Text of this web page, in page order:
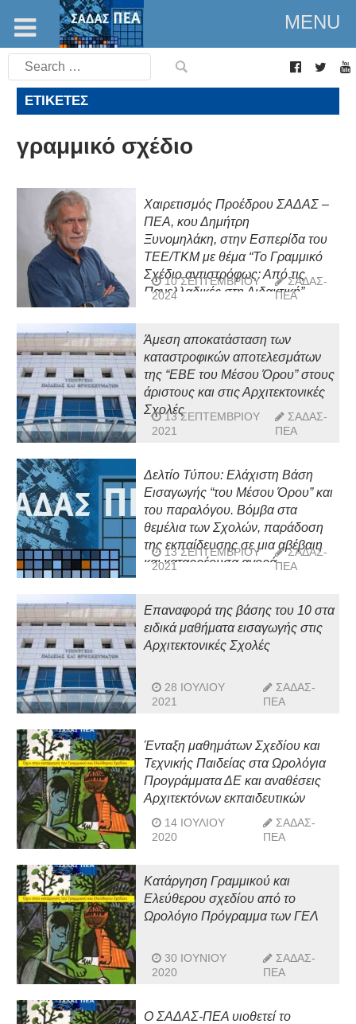
MENU
Search
for:
ΕΤΙΚΈΤΕΣ
γραμμικό σχέδιο
Χαιρετισμός Προέδρου ΣΑΔΑΣ –
ΠΕΑ, κου Δημήτρη
Ξυνομηλάκη, στην Εσπερίδα του
ΤΕΕ/ΤΚΜ με θέμα “Το Γραμμικό
Σχέδιο αντιστρόφως: Από τις
Πανελλαδικές στη Διδακτική”,
Θεσσαλονίκη
10 ΣΕΠΤΕΜΒΡΊΟΥ
2024
ΣΑΔΑΣ-
ΠΕΑ
Άμεση αποκατάσταση των
καταστροφικών αποτελεσμάτων
της “ΕΒΕ του Μέσου Όρου” στους
άριστους και στις Αρχιτεκτονικές
Σχολές
13 ΣΕΠΤΕΜΒΡΊΟΥ
2021
ΣΑΔΑΣ-
ΠΕΑ
Δελτίο Τύπου: Ελάχιστη Βάση
Εισαγωγής “του Μέσου Όρου” και
του παραλόγου. Βόμβα στα
θεμέλια των Σχολών, παράδοση
της εκπαίδευσης σε μια αβέβαιη
και καταρρέουσα αγορά
13 ΣΕΠΤΕΜΒΡΊΟΥ
2021
ΣΑΔΑΣ-
ΠΕΑ
Επαναφορά της βάσης του 10 στα
ειδικά μαθήματα εισαγωγής στις
Αρχιτεκτονικές Σχολές
28 ΙΟΥΛΊΟΥ
2021
ΣΑΔΑΣ-
ΠΕΑ
Ένταξη μαθημάτων Σχεδίου και
Τεχνικής Παιδείας στα Ωρολόγια
Προγράμματα ΔΕ και αναθέσεις
Αρχιτεκτόνων εκπαιδευτικών
14 ΙΟΥΛΊΟΥ
2020
ΣΑΔΑΣ-
ΠΕΑ
Κατάργηση Γραμμικού και
Ελεύθερου σχεδίου από το
Ωρολόγιο Πρόγραμμα των ΓΕΛ
30 ΙΟΥΝΊΟΥ
2020
ΣΑΔΑΣ-
ΠΕΑ
Ο ΣΑΔΑΣ-ΠΕΑ υιοθετεί το